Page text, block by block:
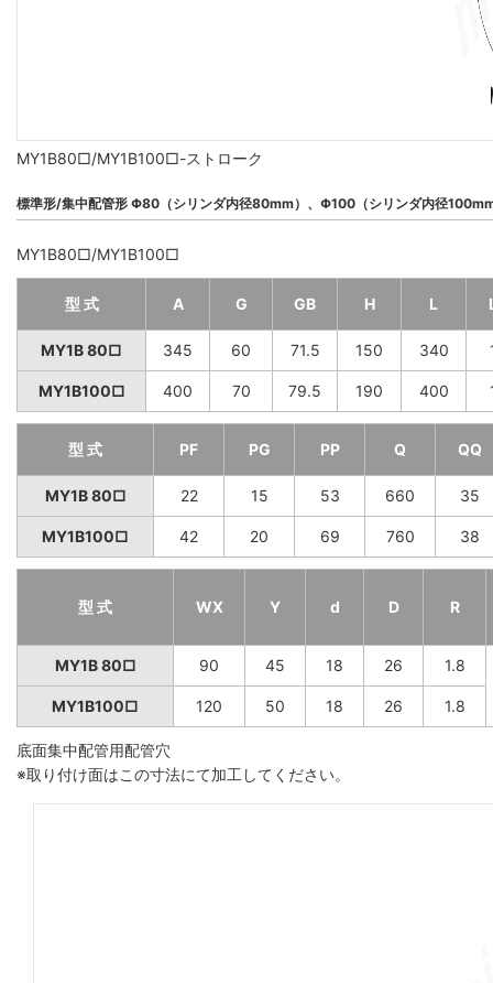
MY1B80□/MY1B100□-ストローク
標準形/集中配管形 Φ80（シリンダ内径80mm）、Φ100（シリンダ内径
MY1B80□/MY1B100□
型 式 A G GB H L
MY1B 80□ 345 60 71.5 150 340
MY1B100□ 400 70 79.5 190 400
型 式 PF PG PP Q QQ
MY1B 80□ 22 15 53 660 35
MY1B100□ 42 20 69 760 38
型 式 WX Y d D R
MY1B 80□ 90 45 18 26 1.8
MY1B100□ 120 50 18 26 1.8
底面集中配管用配管穴
※取り付け面はこの寸法にて加工してください。